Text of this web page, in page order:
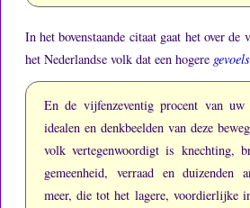
In het bovenstaande citaat gaat het over de
het Nederlandse volk dat een hogere
En de vijfenzeventig procent van
idealen en denkbeelden van deze
volk vertegenwoordigt is knechting,
gemeenheid, verraad en duizenden
meer, die tot het lagere, voordierlijke